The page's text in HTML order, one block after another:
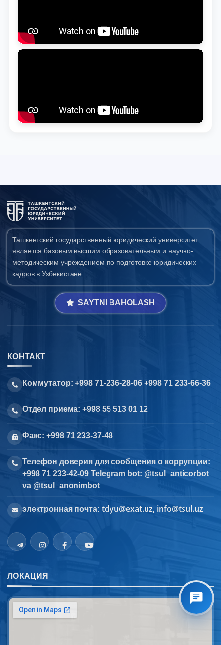
Ташкентский государственный юридический университет
является базовым высшим образовательным и научно-
методическим учреждением по подготовке юридических
кадров в Узбекистане.
SAYTNI BAHOLASH
КОНТАКТ
Коммутатор: +998 71-236-28-06 +998 71 233-66-36
Отдел приема: +998 55 513 01 12
Факс: +998 71 233-37-48
Телефон доверия для сообщения о коррупции:
+998 71 233-42-09 Telegram bot: @tsul_anticorbot
va @tsul_anonimbot
электронная почта: tdyu@exat.uz, info@tsul.uz
ЛОКАЦИЯ